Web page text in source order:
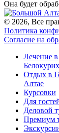
Она будет
© 2026, Все
Политика
Согласие на
Лечение в
Отдых в
Алтае
Курсовки
Для
Деловой
Премиум